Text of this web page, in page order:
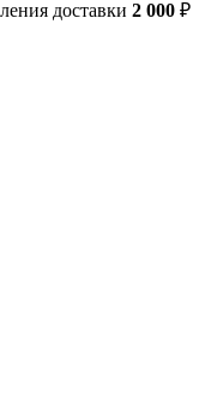
доставки 2 000 ₽